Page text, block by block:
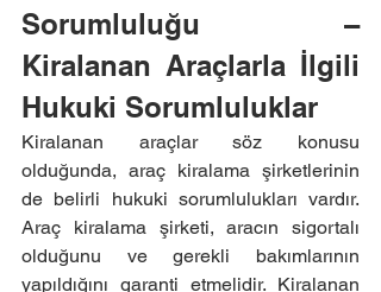
Sorumluluğu –
Kiralanan Araçlarla İlgili
Hukuki Sorumluluklar
Kiralanan araçlar söz konusu
olduğunda, araç kiralama şirketlerinin
de belirli hukuki sorumlulukları vardır.
Araç kiralama şirketi, aracın sigortalı
olduğunu ve gerekli bakımlarının
yapıldığını garanti etmelidir. Kiralanan